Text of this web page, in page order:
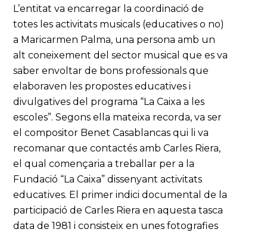
L’entitat va encarregar la coordinació de
totes les activitats musicals (educatives o no)
a Maricarmen Palma, una persona amb un
alt coneixement del sector musical que es va
saber envoltar de bons professionals que
elaboraven les propostes educatives i
divulgatives del programa “La Caixa a les
escoles”. Segons ella mateixa recorda, va ser
el compositor Benet Casablancas qui li va
recomanar que contactés amb Carles Riera,
el qual començaria a treballar per a la
Fundació “La Caixa” dissenyant activitats
educatives. El primer indici documental de la
participació de Carles Riera en aquesta tasca
data de 1981 i consisteix en unes fotografies